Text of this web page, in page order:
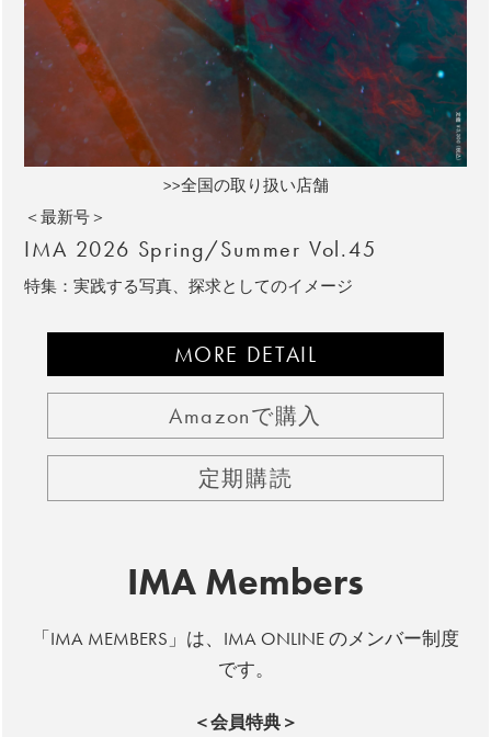
>>全国の取り扱い店舗
＜最新号＞
IMA 2026 Spring/Summer Vol.45
特集：実践する写真、探求としてのイメージ
MORE DETAIL
Amazonで購入
定期購読
IMA Members
「IMA MEMBERS」は、IMA ONLINE のメンバー制度
です。
＜会員特典＞